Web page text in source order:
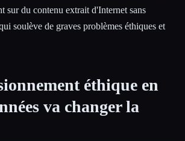
sur du contenu extrait d'Internet sans
soulève de graves problèmes éthiques et
éthique en
va changer la